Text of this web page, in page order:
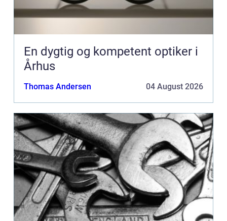
En dygtig og kompetent optiker i
Århus
Thomas Andersen 04 August 2026